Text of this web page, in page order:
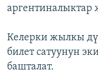
аргентиналыктар
Келерки жылкы
билет сатуунун
башталат.